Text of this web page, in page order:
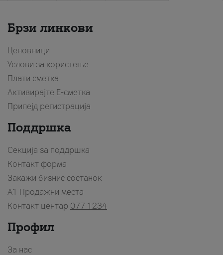
Брзи линкови
Ценовници
Услови за користење
Плати сметка
Активирајте Е-сметка
Припејд регистрација
Поддршка
Секција за поддршка
Контакт форма
Закажи бизнис состанок
A1 Продажни места
Контакт центар 077 1234
Профил
За нас